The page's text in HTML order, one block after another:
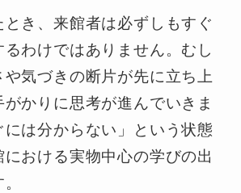
き、来館者は必ずしもすぐ
わけではありません。むし
や気づきの断片が先に立ち上
かりに思考が進んでいきま
は分からない」という状態
おける実物中心の学びの出